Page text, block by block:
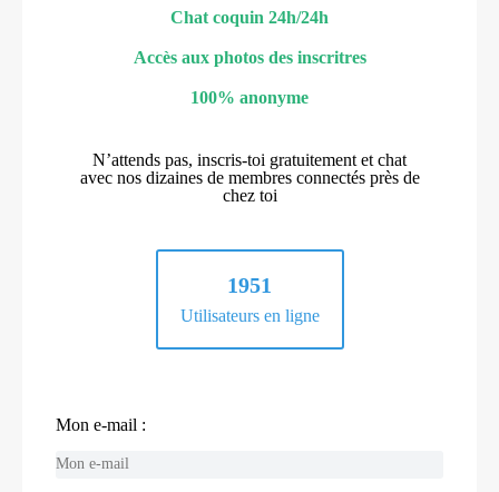
Chat coquin 24h/24h
Accès aux photos des inscritres
100% anonyme
N’attends pas, inscris-toi gratuitement et chat
avec nos dizaines de membres connectés près de
chez toi
1951
Utilisateurs en ligne
Mon e-mail :